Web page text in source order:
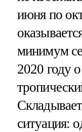
июня по
минимум
2020 году
ситуация: